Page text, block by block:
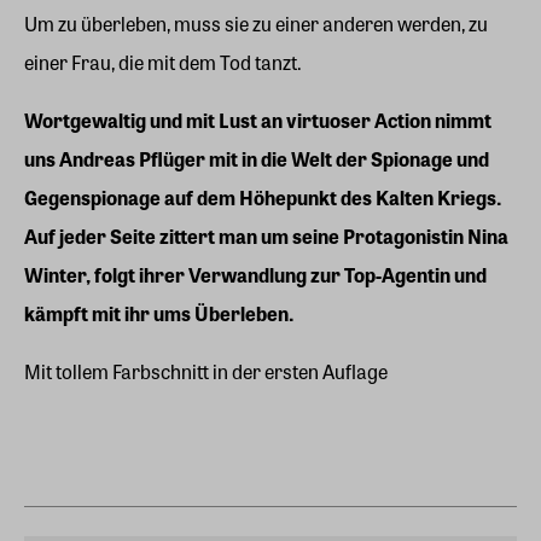
Um zu überleben, muss sie zu einer anderen werden, zu
einer Frau, die mit dem Tod tanzt.
Wortgewaltig und mit Lust an virtuoser Action nimmt
uns Andreas Pflüger mit in die Welt der Spionage und
Gegenspionage auf dem Höhepunkt des Kalten Kriegs.
Auf jeder Seite zittert man um seine Protagonistin Nina
Winter, folgt ihrer Verwandlung zur Top-Agentin und
kämpft mit ihr ums Überleben.
Mit tollem Farbschnitt in der ersten Auflage